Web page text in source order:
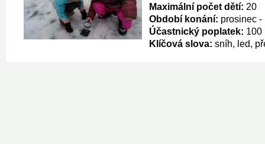
Maximální počet dětí: 20
Období konání: prosinec -
Účastnický poplatek: 100
Klíčová slova: sníh, led,